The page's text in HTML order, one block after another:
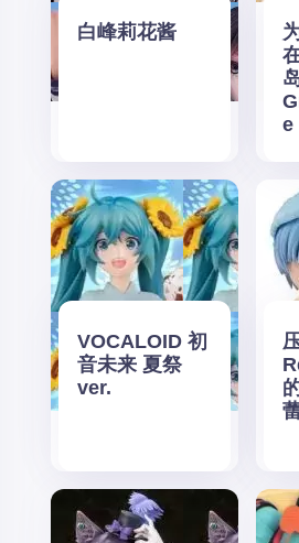
白峰莉花酱
e
VOCALOID 初
音未来 夏祭
ver.